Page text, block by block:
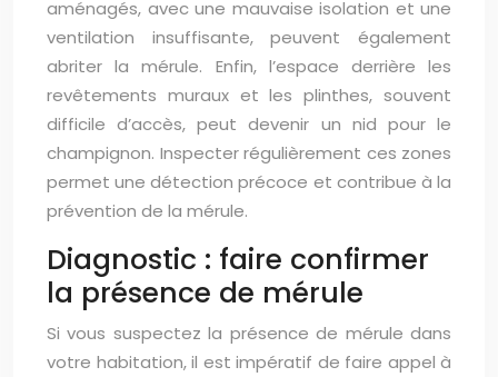
aménagés, avec une mauvaise isolation et une
ventilation insuffisante, peuvent également
abriter la mérule. Enfin, l’espace derrière les
revêtements muraux et les plinthes, souvent
difficile d’accès, peut devenir un nid pour le
champignon. Inspecter régulièrement ces zones
permet une détection précoce et contribue à la
prévention de la mérule.
Diagnostic : faire confirmer
la présence de mérule
Si vous suspectez la présence de mérule dans
votre habitation, il est impératif de faire appel à